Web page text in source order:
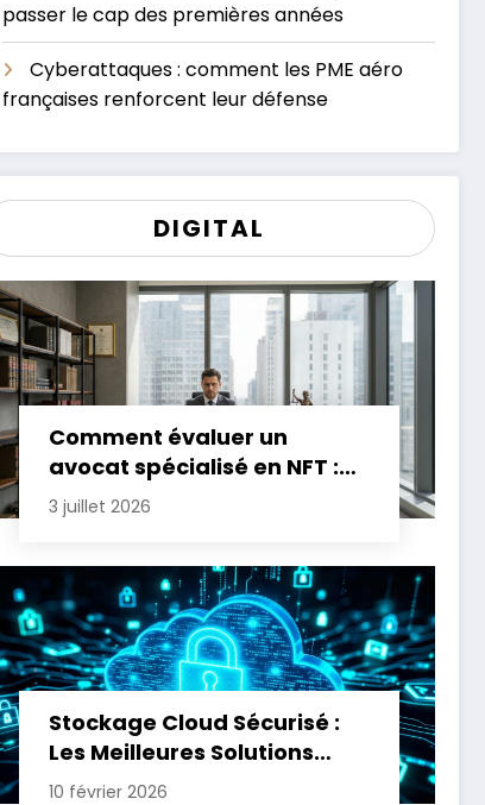
passer le cap des premières années
Cyberattaques : comment les PME aéro
françaises renforcent leur défense
DIGITAL
Comment évaluer un
avocat spécialisé en NFT :
critères essentiels
3 juillet 2026
Stockage Cloud Sécurisé :
Les Meilleures Solutions
pour Protéger Vos Données
10 février 2026